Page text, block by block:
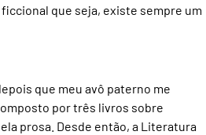
que seja, existe sempre um
que meu avô paterno me
por três livros sobre
prosa. Desde então, a Literatura